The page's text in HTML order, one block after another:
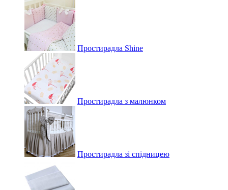
Простирадла Shine
Простирадла з малюнком
Простирадла зі спідницею